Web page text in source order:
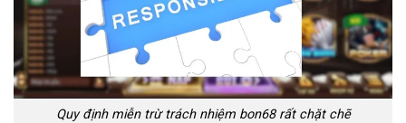
Quy định miễn trừ trách nhiệm bon68 rất chặt chẽ